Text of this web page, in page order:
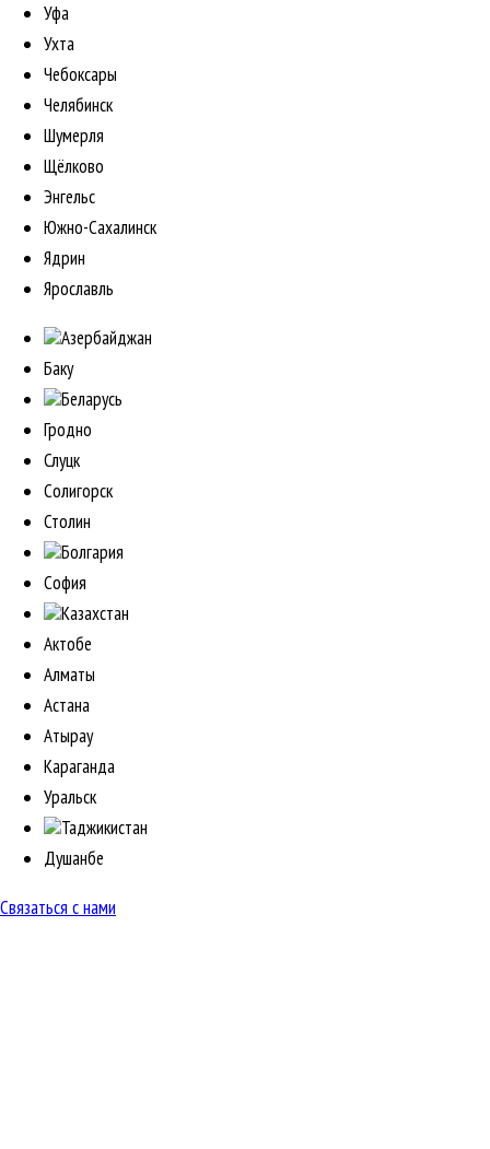
Уфа
Ухта
Чебоксары
Челябинск
Шумерля
Щёлково
Энгельс
Южно-Сахалинск
Ядрин
Ярославль
Азербайджан
Баку
Беларусь
Гродно
Слуцк
Солигорск
Столин
Болгария
София
Казахстан
Актобе
Алматы
Астана
Атырау
Караганда
Уральск
Таджикистан
Душанбе
Связаться с нами